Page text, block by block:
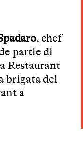
, chef
partie di
Restaurant
brigata del
a